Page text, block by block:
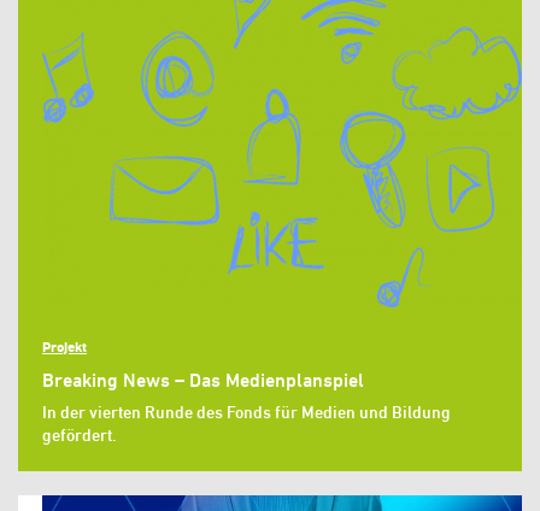
Projekt
Breaking News – Das Medienplanspiel
In der vierten Runde des Fonds für Medien und Bildung
gefördert.